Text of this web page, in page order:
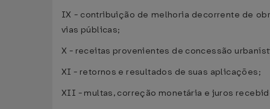
IX - contribuição de melhoria decorrente de
vias públicas;
X - receitas provenientes de concessão
XI - retornos e resultados de suas aplicações;
XII - multas, correção monetária e juros